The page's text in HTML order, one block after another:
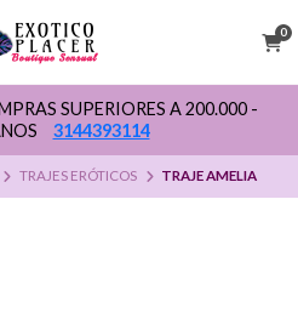
0
SUPERIORES A 200.000 -
3144393114
TRAJES ERÓTICOS TRAJE AMELIA